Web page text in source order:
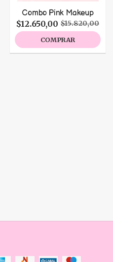
Combo Pink Makeup
$12.650,00 $15.820,00
COMPRAR